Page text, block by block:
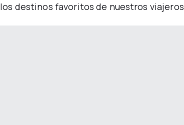
destinos favoritos de nuestros viajeros